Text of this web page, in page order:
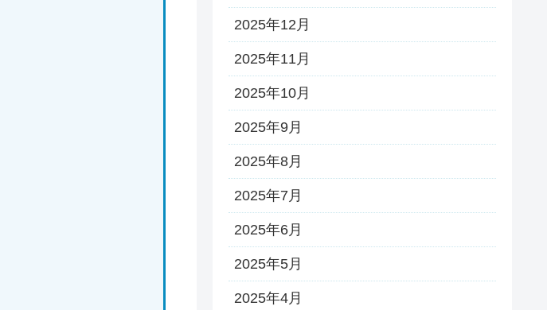
2025年12月
2025年11月
2025年10月
2025年9月
2025年8月
2025年7月
2025年6月
2025年5月
2025年4月